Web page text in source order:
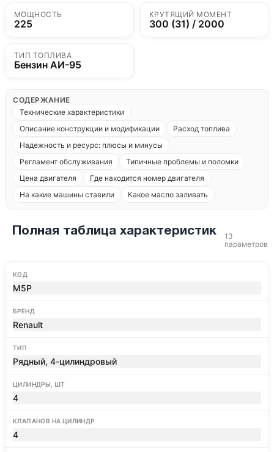
МОЩНОСТЬ
225
КРУТЯЩИЙ МОМЕНТ
300 (31) / 2000
ТИП ТОПЛИВА
Бензин АИ-95
СОДЕРЖАНИЕ
Технические характеристики
Описание конструкции и модификации
Расход топлива
Надежность и ресурс: плюсы и минусы
Регламент обслуживания
Типичные проблемы и поломки
Цена двигателя
Где находится номер двигателя
На какие машины ставили
Какое масло заливать
Полная таблица характеристик
13
параметров
КОД
M5P
БРЕНД
Renault
ТИП
Рядный, 4-цилиндровый
ЦИЛИНДРЫ, ШТ
4
КЛАПАНОВ НА ЦИЛИНДР
4